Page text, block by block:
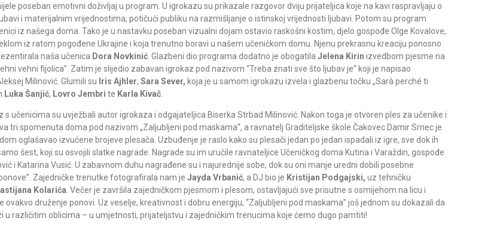
poseban emotivni doživljaj u program. U igrokazu su prikazale razgovor dviju prijateljica koje na kavi raspravljaju o
i materijalnim vrijednostima, potičući publiku na razmišljanje o istinskoj vrijednosti ljubavi. Potom su program
iz našega doma. Tako je u nastavku poseban vizualni dojam ostavio raskošni kostim, djelo gospođe Olge Kovalove,
iz ratom pogođene Ukrajine i koja trenutno boravi u našem učeničkom domu. Njenu prekrasnu kreaciju ponosno
naša učenica Dora Novkinić . Glazbeni dio programa dodatno je obogatilaJelena Kirinizvedbom pjesme na
vehni fijolica”. Zatim je slijedio zabavan igrokaz pod nazivom “Treba znati sve što ljubav je“ koji je napisao
Milinović. Glumili su Iris Ajhler,Sara Sever, koja je u samom igrokazu izvela i glazbenu točku „Sarà perché ti
Luka Šanjić, Lovro Jembri te Karla Kivač
s učenicima su uvježbali autor igrokaza i odgajateljica Biserka Strbad Milinović. Nakon toga je otvoren ples za učenike i
tri spomenuta doma pod nazivom „Zaljubljeni pod maskama“, a ravnatelj Graditeljske škole Čakovec Damir Srnec je
oglašavao izvučene brojeve plesača. Uzbuđenje je raslo kako su plesači jedan po jedan ispadali iz igre, sve dok ih
šest, koji su osvojili slatke nagrade. Nagrade su im uručile ravnateljice Učeničkog doma Kutina i Varaždin, gospođe
i Katarina Vusić. U zabavnom duhu nagrađene su i najurednije sobe, dok su oni manje uredni dobili posebne
Zajedničke trenutke fotografirala nam jeJayda Vrbanić, a DJ bio je Kristijan Podgajski, uz tehničku
Kolarića. Večer je završila zajedničkom pjesmom i plesom, ostavljajući sve prisutne s osmijehom na licu i
ovakvo druženje ponovi. Uz veselje, kreativnost i dobru energiju, “Zaljubljeni pod maskama” još jednom su dokazali da
u različitim oblicima – u umjetnosti, prijateljstvu i zajedničkim trenucima koje ćemo dugo pamtiti!